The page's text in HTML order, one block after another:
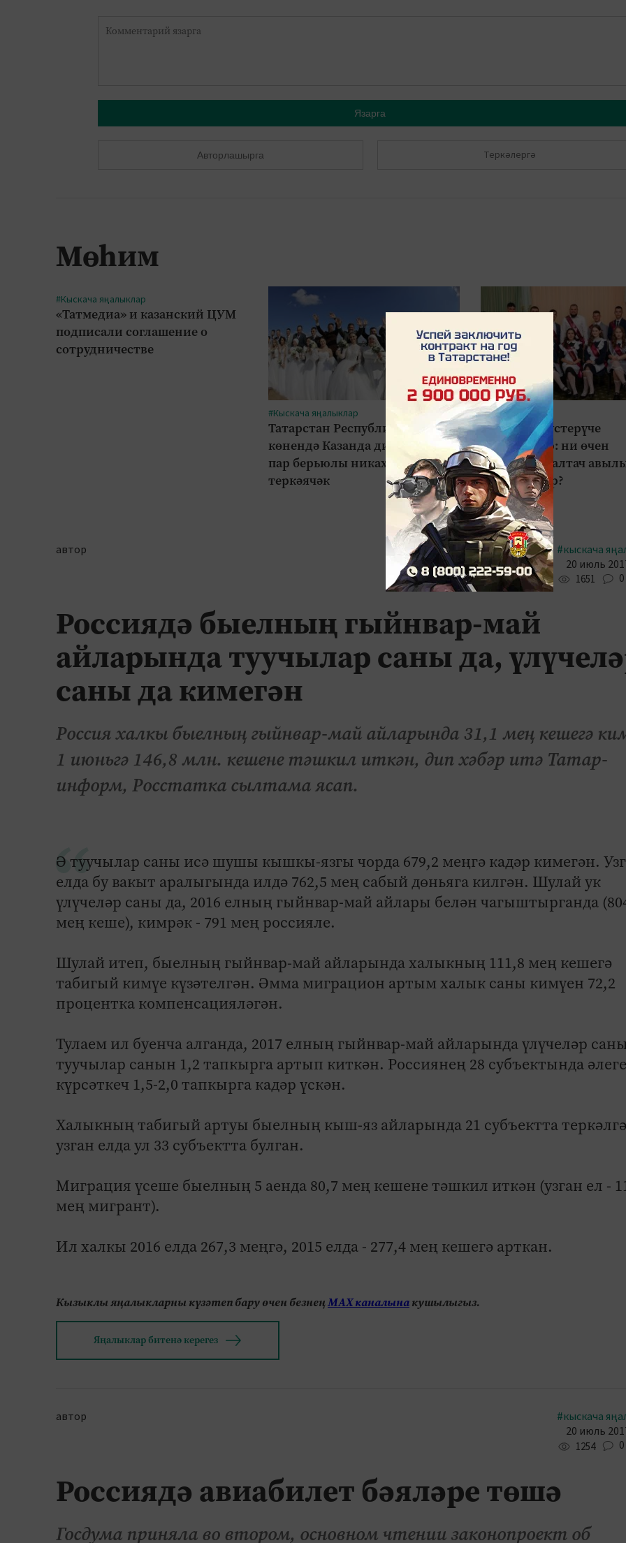
Язарга
Авторлашырга Теркәлергә
Мөһим
#Кыскача яңалыклар
«Татмедиа» и казанский ЦУМ
подписали соглашение о
сотрудничестве
#Кыскача яңалыклар
Татарстан Республикасы
көнендә Казанда дистәләгән
пар берьюлы никахларын
теркәячәк
#Язмалар
Тугыз бала үстерүче
Аймасовлар: ни өчен
шәһәрдән Балтач
күченгәннәр?
автор
#кыскача
20 июль
1651 0
Россиядә быелның гыйнвар-май
айларында туучылар саны да,
саны да кимегән
Россия халкы быелның гыйнвар-май айларында 31,1 мең кешегә
1 июньгә 146,8 млн. кешене тәшкил иткән, дип хәбәр итә Татар-
информ, Росстатка сылтама ясап.
Ә туучылар саны исә шушы кышкы-язгы чорда 679,2 меңгә кадәр кимегән.
елда бу вакыт аралыгында илдә 762,5 мең сабый дөньяга килгән. Шулай ук
үлүчеләр саны да, 2016 елның гыйнвар-май айлары белән чагыштырганда
мең кеше), кимрәк - 791 мең россияле.
Шулай итеп, быелның гыйнвар-май айларында халыкның 111,8 мең кешегә
табигый кимүе күзәтелгән. Әмма миграцион артым халык саны кимүен 72,2
процентка компенсацияләгән.
Тулаем ил буенча алганда, 2017 елның гыйнвар-май айларында үлүчеләр
туучылар санын 1,2 тапкырга артып киткән. Россиянең 28 субъектында әлеге
күрсәткеч 1,5-2,0 тапкырга кадәр үскән.
Халыкның табигый артуы быелның кыш-яз айларында 21 субъектта
узган елда ул 33 субъектта булган.
Миграция үсеше быелның 5 аенда 80,7 мең кешене тәшкил иткән (узган ел -
мең мигрант).
Ил халкы 2016 елда 267,3 меңгә, 2015 елда - 277,4 мең кешегә арткан.
Кызыклы яңалыкларны күзәтеп бару өчен безнеңМАХ каналынакушылыгыз.
Яңалыклар битенә керегез
автор
#кыскача
20 июль
1254 0
Россиядә авиабилет бәяләре төшә
Госдума приняла во втором, основном чтении законопроект об